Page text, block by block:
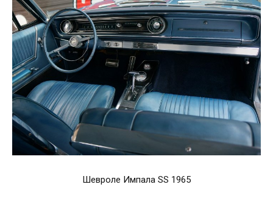
Шевроле Импала SS 1965